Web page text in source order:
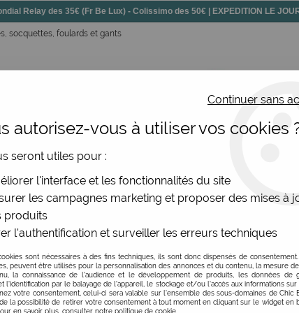
Relay des 35€ (Fr Be Lux) - Colissimo des 50€ | EXPEDITION LE
socquettes, foulards et gants
Chaussures Bijoux
douce imprimée Chaussettes bambou femme
Chaussettes
Soyez le premier à
14,00 €TTC
Continuer sans
autorisez-vous à utiliser vos cookies
seront utiles pour :
l'interface et les fonctionnalités du site
les campagnes marketing et proposer des mises à
produits
l'authentification et surveiller les erreurs techniques
sont nécessaires à des fins techniques, ils sont donc dispensés de
peuvent être utilisés pour la personnalisation des annonces et du contenu, la mesure
la connaissance de l'audience et le développement de produits, les données de
l'identification par le balayage de l'appareil, le stockage et/ou l'accès aux informations sur
votre consentement, celui-ci sera valable sur l’ensemble des sous-domaines de Chic
la possibilité de retirer votre consentement à tout moment en cliquant sur le widget en
en savoir plus, consulter notre politique de cookie.